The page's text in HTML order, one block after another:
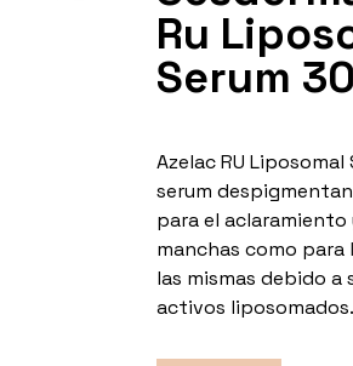
Ru
Serum
Azelac RU
serum
para el aclaramiento
manchas como para
las mismas debido a
activos liposomados.